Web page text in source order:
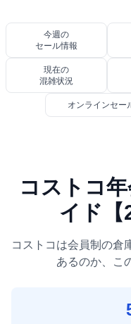
今週の
セール情報
現在の
混雑状況
オンラインセー
コストコ
イド【
コストコは会員制の倉
あるのか、こ